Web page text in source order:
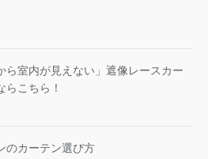
ら室内が見えない」遮像レースカー
らこちら！
のカーテン選び方